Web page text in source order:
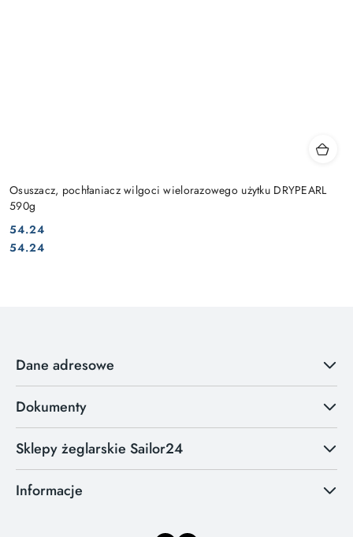
Osuszacz, pochłaniacz wilgoci wielorazowego użytku DRYPEARL
590g
Cena:
54.24
Cena:
54.24
Dane adresowe
Dokumenty
Sklepy żeglarskie Sailor24
Informacje